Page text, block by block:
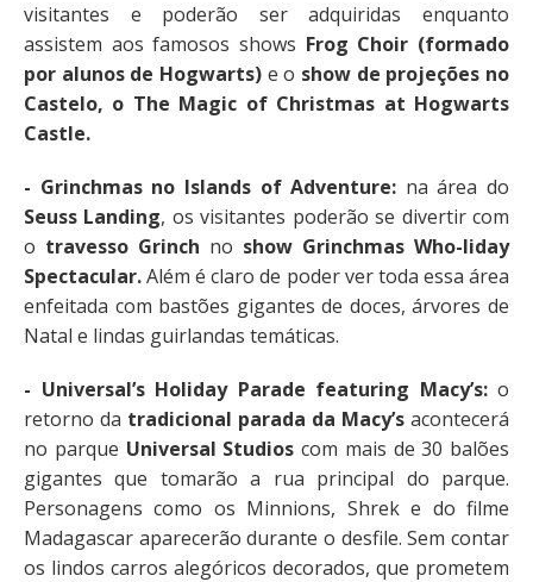
visitantes e poderão ser adquiridas enquanto
assistem aos famosos shows Frog Choir (formado
por alunos de Hogwarts) e o show de projeções no
Castelo, o The Magic of Christmas at Hogwarts
Castle.
- Grinchmas no Islands of Adventure: na área do
Seuss Landing, os visitantes poderão se divertir com
o travesso Grinch no show Grinchmas Who-liday
Spectacular.Além é claro de poder ver toda essa área
enfeitada com bastões gigantes de doces, árvores de
Natal e lindas guirlandas temáticas.
- Universal’s Holiday Parade featuring Macy’s:o
retorno da tradicional parada da Macy’s acontecerá
no parque Universal Studios com mais de 30 balões
gigantes que tomarão a rua principal do parque.
Personagens como os Minnions, Shrek e do filme
Madagascar aparecerão durante o desfile. Sem contar
os lindos carros alegóricos decorados, que prometem